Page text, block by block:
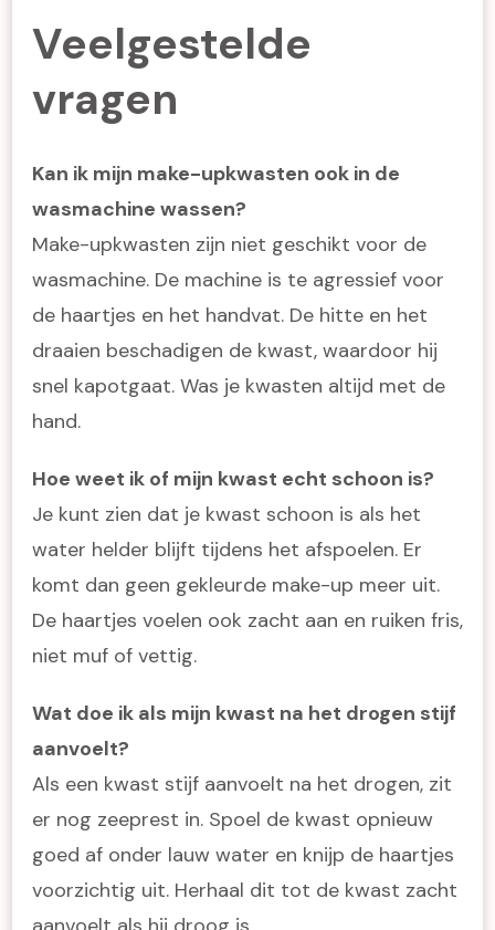
Veelgestelde
vragen
Kan ik mijn make-upkwasten ook in de
wasmachine wassen?
Make-upkwasten zijn niet geschikt voor de
wasmachine. De machine is te agressief voor
de haartjes en het handvat. De hitte en het
draaien beschadigen de kwast, waardoor hij
snel kapotgaat. Was je kwasten altijd met de
hand.
Hoe weet ik of mijn kwast echt schoon is?
Je kunt zien dat je kwast schoon is als het
water helder blijft tijdens het afspoelen. Er
komt dan geen gekleurde make-up meer uit.
De haartjes voelen ook zacht aan en ruiken fris,
niet muf of vettig.
Wat doe ik als mijn kwast na het drogen stijf
aanvoelt?
Als een kwast stijf aanvoelt na het drogen, zit
er nog zeeprest in. Spoel de kwast opnieuw
goed af onder lauw water en knijp de haartjes
voorzichtig uit. Herhaal dit tot de kwast zacht